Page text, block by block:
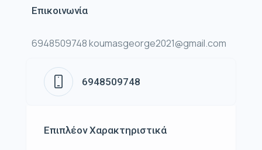
Επικοινωνία
6948509748 koumasgeorge2021@gmail.com
6948509748
Επιπλέον Χαρακτηριστικά